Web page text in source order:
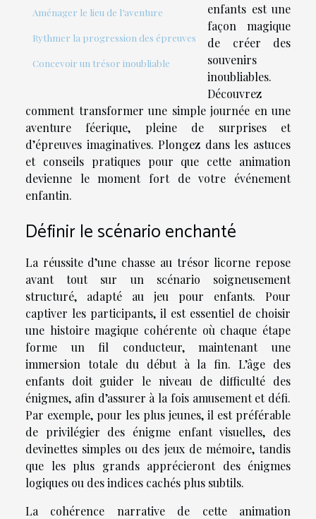
Aménager le lieu de l’aventure
Rythmer la progression des épreuves
Concevoir un trésor inoubliable
enfants est une
façon magique
de créer des
souvenirs
inoubliables.
Découvrez
comment transformer une simple journée en une
aventure féerique, pleine de surprises et
d’épreuves imaginatives. Plongez dans les astuces
et conseils pratiques pour que cette animation
devienne le moment fort de votre événement
enfantin.
Définir le scénario enchanté
La réussite d’une chasse au trésor licorne repose
avant tout sur un scénario soigneusement
structuré, adapté au jeu pour enfants. Pour
captiver les participants, il est essentiel de choisir
une histoire magique cohérente où chaque étape
forme un fil conducteur, maintenant une
immersion totale du début à la fin. L’âge des
enfants doit guider le niveau de difficulté des
énigmes, afin d’assurer à la fois amusement et défi.
Par exemple, pour les plus jeunes, il est préférable
de privilégier des énigme enfant visuelles, des
devinettes simples ou des jeux de mémoire, tandis
que les plus grands apprécieront des énigmes
logiques ou des indices cachés plus subtils.
La cohérence narrative de cette animation